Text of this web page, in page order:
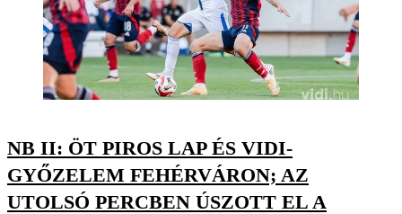
NB II: ÖT PIROS LAP ÉS VIDI-
GYŐZELEM FEHÉRVÁRON; AZ
UTOLSÓ PERCBEN ÚSZOTT EL A